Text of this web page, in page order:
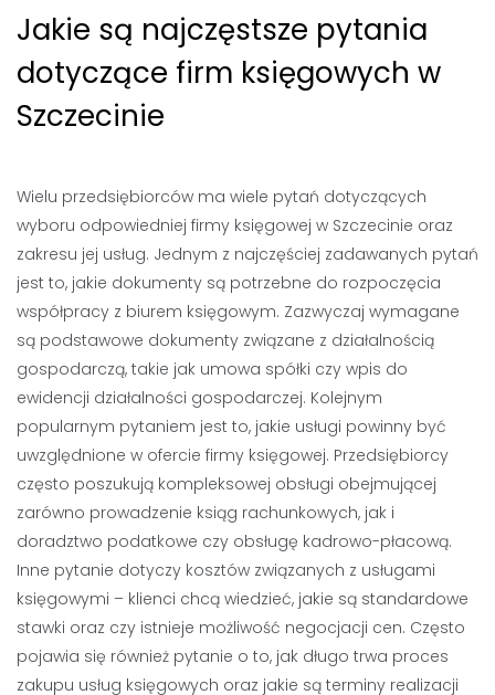
Jakie są najczęstsze pytania
dotyczące firm księgowych w
Szczecinie
Wielu przedsiębiorców ma wiele pytań dotyczących
wyboru odpowiedniej firmy księgowej w Szczecinie oraz
zakresu jej usług. Jednym z najczęściej zadawanych pytań
jest to, jakie dokumenty są potrzebne do rozpoczęcia
współpracy z biurem księgowym. Zazwyczaj wymagane
są podstawowe dokumenty związane z działalnością
gospodarczą, takie jak umowa spółki czy wpis do
ewidencji działalności gospodarczej. Kolejnym
popularnym pytaniem jest to, jakie usługi powinny być
uwzględnione w ofercie firmy księgowej. Przedsiębiorcy
często poszukują kompleksowej obsługi obejmującej
zarówno prowadzenie ksiąg rachunkowych, jak i
doradztwo podatkowe czy obsługę kadrowo-płacową.
Inne pytanie dotyczy kosztów związanych z usługami
księgowymi – klienci chcą wiedzieć, jakie są standardowe
stawki oraz czy istnieje możliwość negocjacji cen. Często
pojawia się również pytanie o to, jak długo trwa proces
zakupu usług księgowych oraz jakie są terminy realizacji